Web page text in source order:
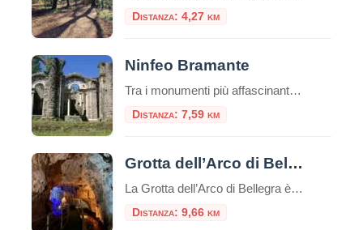
Distanza: 4,27 km
Ninfeo Bramante
Tra i monumenti più affascinanti di Genazzano vi è il “Ninfeo”. Il cosiddetto “Ninfeo di Bramante” di Genazzano fu commissionato, dai Colonna, nei primi decenni del Cinquecento ad opera di maestranze bramantesche con l'idea di realizzare
Distanza: 7,59 km
Grotta dell’Arco di Bellegra
La Grotta dell’Arco di Bellegra è una delle grotte più interessanti e famose della provincia di Roma.Si trova nei pressi di Bellegra, un paesino della Sabina a circa 70 chilometri dalla capitale.La grotta è uno dei luoghi più antichi della regione, risalente a circa 200.000 anni fa. Sono denominate Grotte dell’Arco per via dall’arco naturale […]
Distanza: 9,66 km